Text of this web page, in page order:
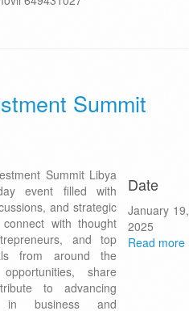
Summit
Summit Libya
event filled with
and strategic
with thought
and top
from around the
share
to advancing
in business and
Date
January 19,
2025
Read more